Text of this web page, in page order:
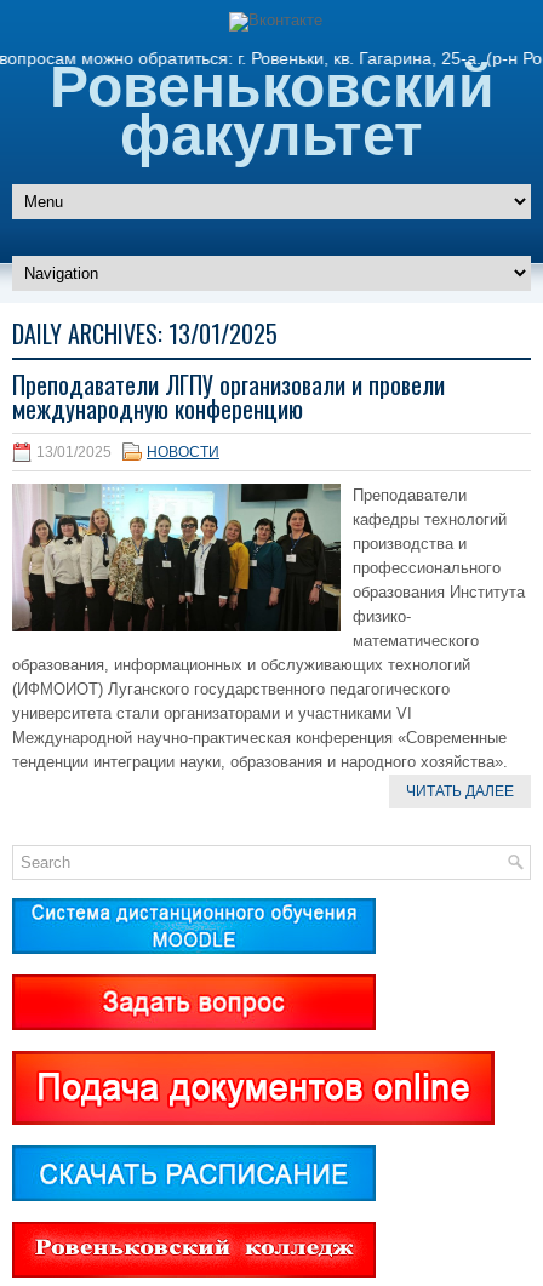
можно обратиться: г. Ровеньки, кв. Гагарина, 25-а. (р-н
Ровеньковский
факультет
DAILY ARCHIVES: 13/01/2025
Преподаватели ЛГПУ организовали и провели
международную конференцию
13/01/2025 НОВОСТИ
Преподаватели
кафедры технологий
производства и
профессионального
образования Института
физико-
математического
образования, информационных и обслуживающих технологий
(ИФМОИОТ) Луганского государственного педагогического
университета стали организаторами и участниками VI
Международной научно-практическая конференция «Современные
тенденции интеграции науки, образования и народного хозяйства».
ЧИТАТЬ ДАЛЕЕ